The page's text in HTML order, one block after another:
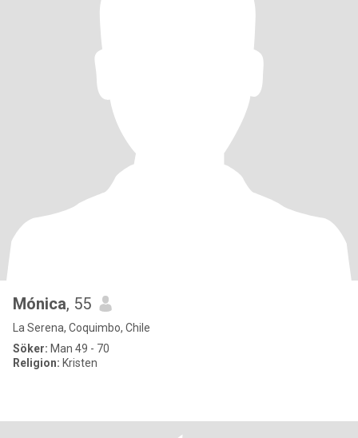
Mónica, 55
La Serena, Coquimbo, Chile
Söker: Man 49 - 70
Religion: Kristen